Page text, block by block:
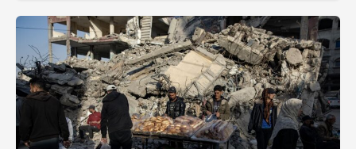
настроението...